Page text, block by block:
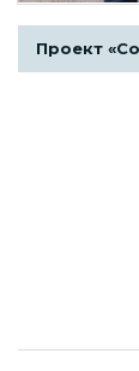
Проект